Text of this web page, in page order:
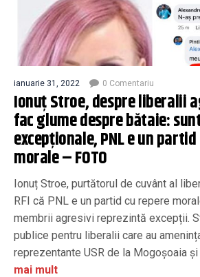
ianuarie 31, 2022 0 Comentariu
Ionuț Stroe, despre liberalii
fac glume despre bătaie:
excepționale, PNL e un
morale – FOTO
Ionuț Stroe, purtătorul de cuvânt al
RFI că PNL e un partid cu repere
membrii agresivi reprezintă excepții.
publice pentru liberalii care au
reprezentante USR de la Mogoșoaia și
mai mult